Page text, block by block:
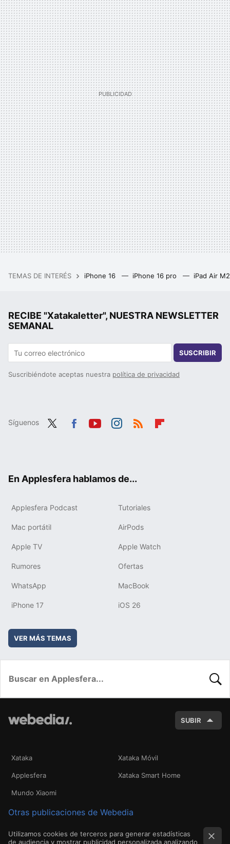
TEMAS DE INTERÉS iPhone 16 iPhone 16 pro iPad Air
RECIBE "Xatakaletter", NUESTRA NEWSLETTER
SEMANAL
SUSCRIBIR
Suscribiéndote aceptas nuestra política de privacidad
Síguenos
En Applesfera hablamos de...
Applesfera Podcast Tutoriales
Mac portátil AirPods
Apple TV Apple Watch
Rumores Ofertas
WhatsApp MacBook
iPhone 17 iOS 26
VER MÁS TEMAS
SUBIR
Xataka Xataka Móvil
Applesfera Xataka Smart Home
Mundo Xiaomi
Otras publicaciones de Webedia
Utilizamos cookies de terceros para generar estadísticas
de audiencia y mostrar publicidad personalizada analizando